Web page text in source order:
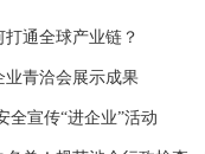
打通全球产业链？
业青洽会展示成果
全宣传“进企业”活动